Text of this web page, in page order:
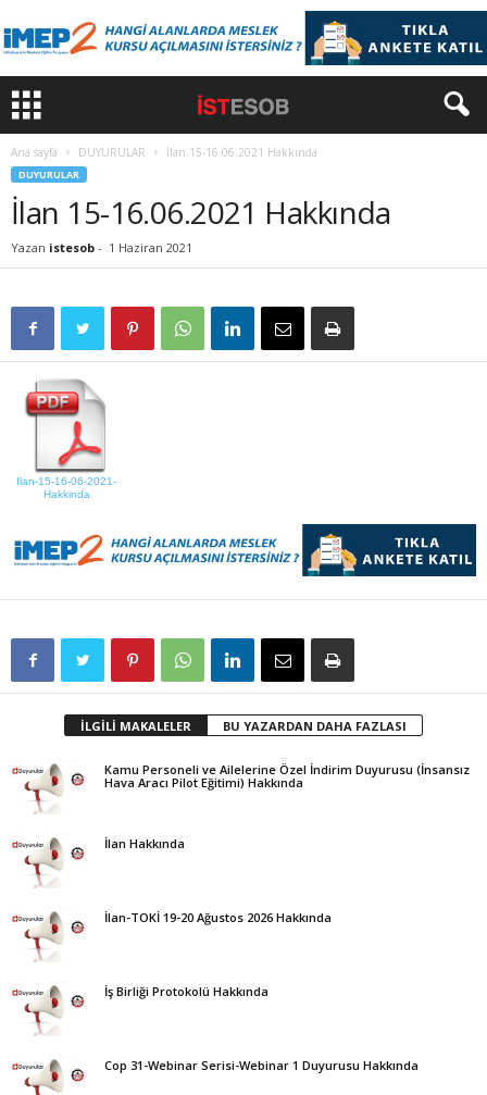
Ana sayfa DUYURULAR İlan 15-16.06.2021 Hakkında
DUYURULAR
İlan 15-16.06.2021 Hakkında
Yazan istesob - 1 Haziran 2021
Ilan-15-16-06-2021-
Hakkinda
İLGİLİ MAKALELER BU YAZARDAN DAHA FAZLASI
Kamu Personeli ve Ailelerine Özel İndirim Duyurusu (İnsansız
Hava Aracı Pilot Eğitimi) Hakkında
İlan Hakkında
İlan-TOKİ 19-20 Ağustos 2026 Hakkında
İş Birliği Protokolü Hakkında
Cop 31-Webinar Serisi-Webinar 1 Duyurusu Hakkında